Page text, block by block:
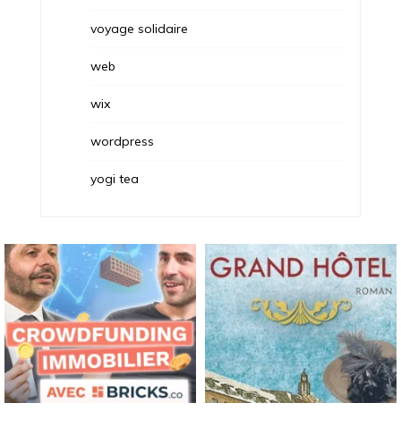
voyage solidaire
web
wix
wordpress
yogi tea